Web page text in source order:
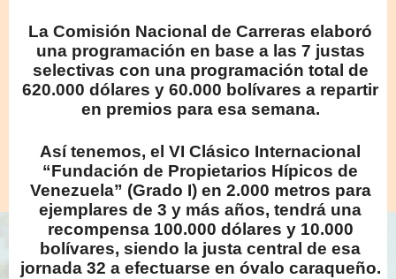
La Comisión Nacional de Carreras elaboró
una programación en base a las 7 justas
selectivas con una programación total de
620.000 dólares y 60.000 bolívares a repartir
en premios para esa semana.
Así tenemos, el VI Clásico Internacional
“Fundación de Propietarios Hípicos de
Venezuela” (Grado I) en 2.000 metros para
ejemplares de 3 y más años, tendrá una
recompensa 100.000 dólares y 10.000
bolívares, siendo la justa central de esa
jornada 32 a efectuarse en óvalo caraqueño.